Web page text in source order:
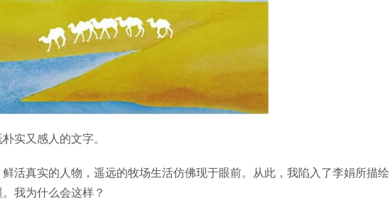
实又感人的文字。
活真实的人物，遥远的牧场生活仿佛现于眼前。从此，我陷入了李娟所描绘
我为什么会这样？